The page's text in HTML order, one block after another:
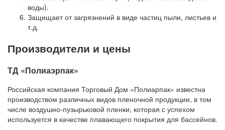
воды).
Защищает от загрязнений в виде частиц пыли, листьев и
т.д.
Производители и цены
ТД «Полиаэрпак»
Российская компания Торговый Дом «Полиарпак» известна
производством различных видов пленочной продукции, в том
числе воздушно-пузырьковой пленки, которая с успехом
используется в качестве плавающего покрытия для бассейнов.